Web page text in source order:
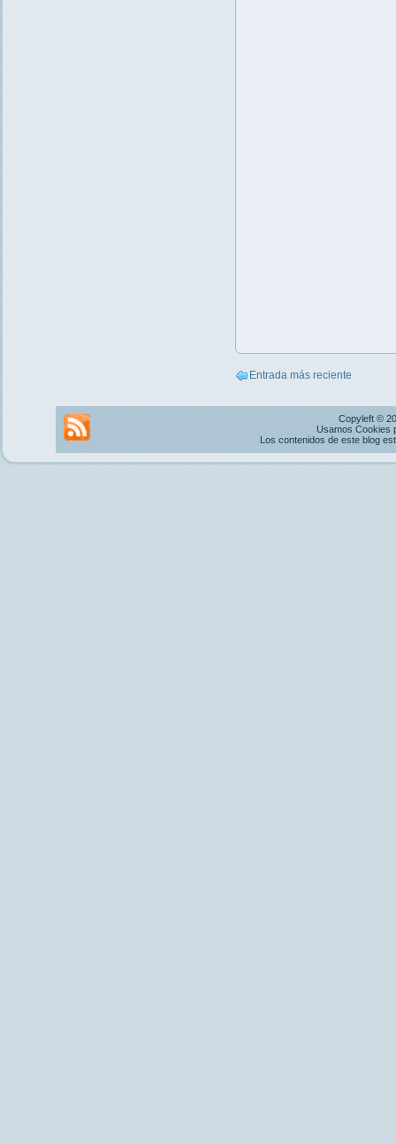
Entrada más reciente
Copyleft ©
Usamos Cookies
Los contenidos de este blog